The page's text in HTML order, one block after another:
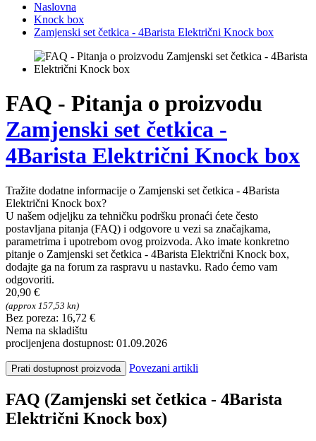
Naslovna
Knock box
Zamjenski set četkica - 4Barista Električni Knock box
FAQ - Pitanja o proizvodu
Zamjenski set četkica -
4Barista Električni Knock box
Tražite dodatne informacije o Zamjenski set četkica - 4Barista
Električni Knock box?
U našem odjeljku za tehničku podršku pronaći ćete često
postavljana pitanja (FAQ) i odgovore u vezi sa značajkama,
parametrima i upotrebom ovog proizvoda. Ako imate konkretno
pitanje o Zamjenski set četkica - 4Barista Električni Knock box,
dodajte ga na forum za raspravu u nastavku. Rado ćemo vam
odgovoriti.
20,90 €
(approx 157,53 kn)
Bez poreza: 16,72 €
Nema na skladištu
procijenjena dostupnost: 01.09.2026
Prati dostupnost proizvoda Povezani artikli
FAQ (Zamjenski set četkica - 4Barista
Električni Knock box)